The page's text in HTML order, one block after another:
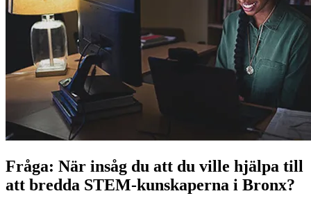
Fråga: När insåg du att du ville hjälpa till
att bredda STEM-kunskaperna i Bronx?